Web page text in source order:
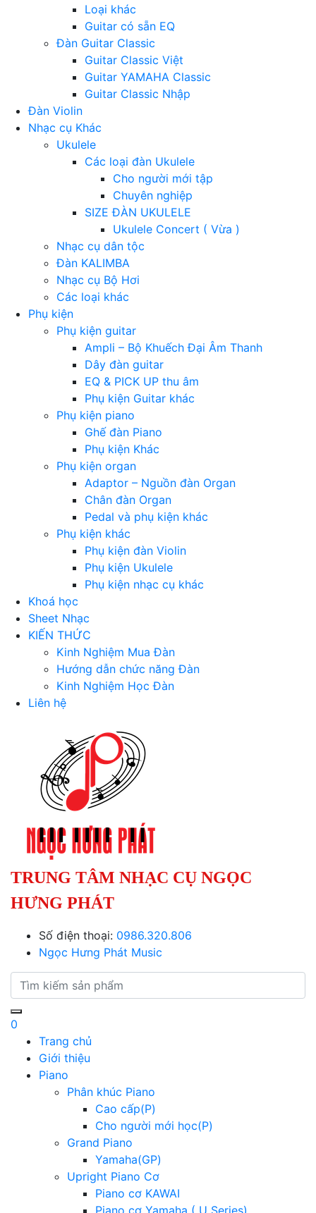
Loại khác
Guitar có sẵn EQ
Đàn Guitar Classic
Guitar Classic Việt
Guitar YAMAHA Classic
Guitar Classic Nhập
Đàn Violin
Nhạc cụ Khác
Ukulele
Các loại đàn Ukulele
Cho người mới tập
Chuyên nghiệp
SIZE ĐÀN UKULELE
Ukulele Concert ( Vừa )
Nhạc cụ dân tộc
Đàn KALIMBA
Nhạc cụ Bộ Hơi
Các loại khác
Phụ kiện
Phụ kiện guitar
Ampli – Bộ Khuếch Đại Âm Thanh
Dây đàn guitar
EQ & PICK UP thu âm
Phụ kiện Guitar khác
Phụ kiện piano
Ghế đàn Piano
Phụ kiện Khác
Phụ kiện organ
Adaptor – Nguồn đàn Organ
Chân đàn Organ
Pedal và phụ kiện khác
Phụ kiện khác
Phụ kiện đàn Violin
Phụ kiện Ukulele
Phụ kiện nhạc cụ khác
Khoá học
Sheet Nhạc
KIẾN THỨC
Kinh Nghiệm Mua Đàn
Hướng dẫn chức năng Đàn
Kinh Nghiệm Học Đàn
Liên hệ
TRUNG TÂM NHẠC CỤ NGỌC
HƯNG PHÁT
Số điện thoại: 0986.320.806
Ngọc Hưng Phát Music
0
Trang chủ
Giới thiệu
Piano
Phân khúc Piano
Cao cấp(P)
Cho người mới học(P)
Grand Piano
Yamaha(GP)
Upright Piano Cơ
Piano cơ KAWAI
Piano cơ Yamaha ( U Series)